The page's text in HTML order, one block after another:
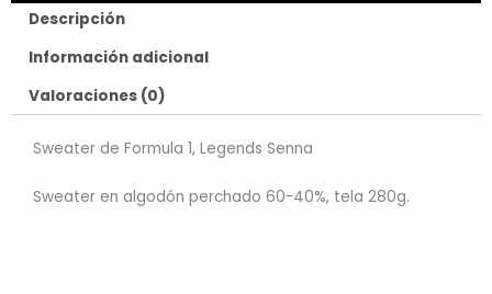
Descripción
Información adicional
Valoraciones (0)
Sweater de Formula 1, Legends Senna
Sweater en algodón perchado 60-40%, tela 280g.